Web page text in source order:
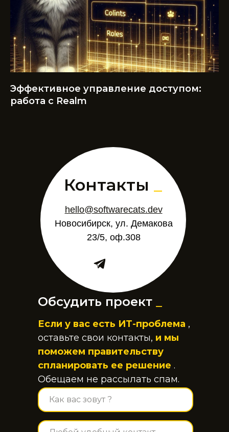
Эффективное управление доступом:
работа с Realm
Обсудить проект
Если у вас есть ИТ-проблема ,
оставьте свои контакты, и мы
поможем правительству
спланировать ее решение .
Обещаем не рассылать спам.
hello@softwarecats.dev
Новосибирск, ул. Демакова
23/5, оф.308
Контакты